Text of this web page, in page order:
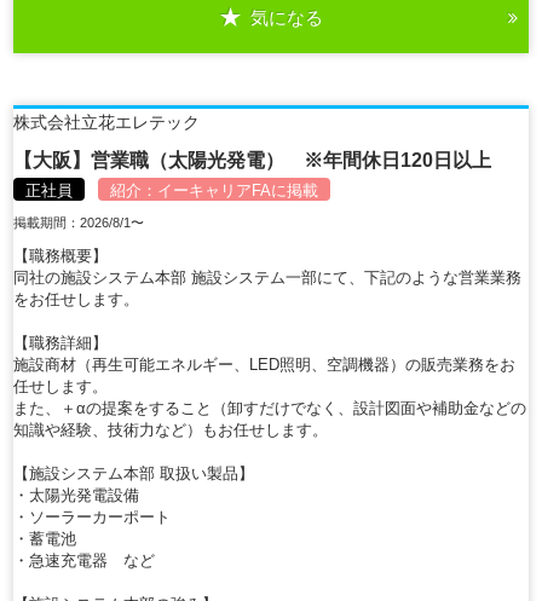
気になる
株式会社立花エレテック
【大阪】営業職（太陽光発電） ※年間休日120日以上
正社員 紹介： イーキャリアFAに掲載
掲載期間：2026/8/1〜
【職務概要】
同社の施設システム本部 施設システム一部にて、下記のような営業業務
をお任せします。
【職務詳細】
施設商材（再生可能エネルギー、LED照明、空調機器）の販売業務をお
任せします。
また、＋αの提案をすること（卸すだけでなく、設計図面や補助金などの
知識や経験、技術力など）もお任せします。
【施設システム本部 取扱い製品】
・太陽光発電設備
・ソーラーカーポート
・蓄電池
・急速充電器 など